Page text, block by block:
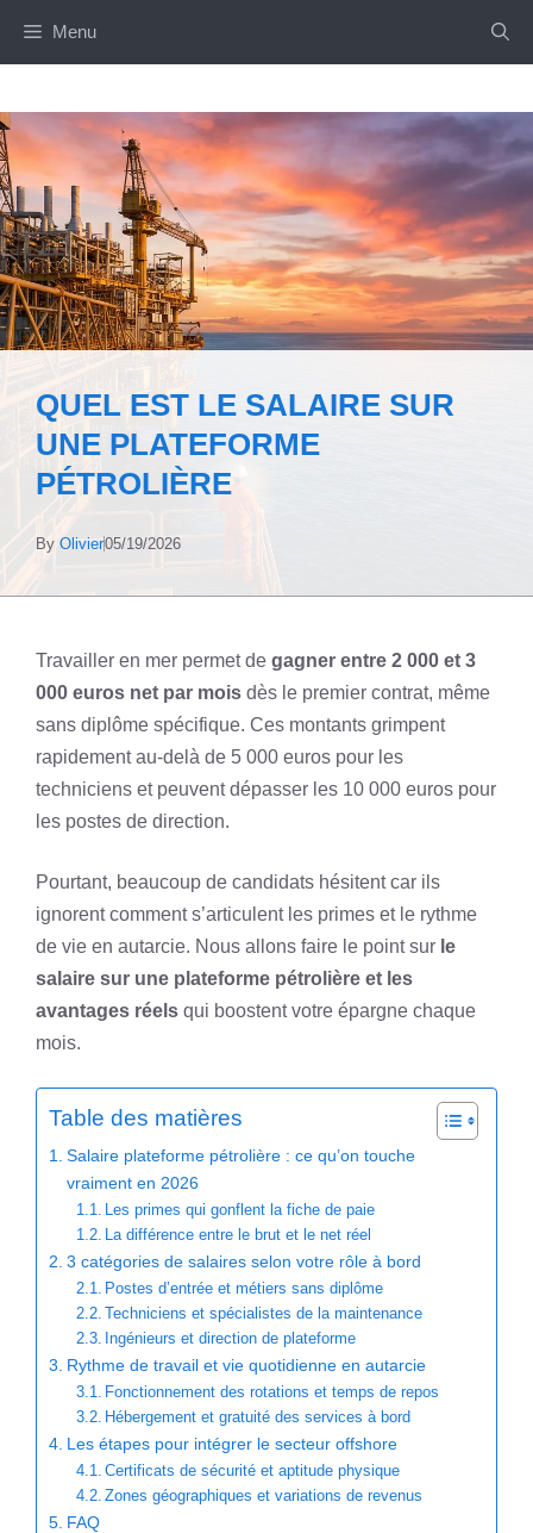
Menu
QUEL EST LE SALAIRE SUR
UNE PLATEFORME
PÉTROLIÈRE
By Olivier05/19/2026
Travailler en mer permet de gagner entre 2 000 et 3
000 euros net par mois dès le premier contrat, même
sans diplôme spécifique. Ces montants grimpent
rapidement au-delà de 5 000 euros pour les
techniciens et peuvent dépasser les 10 000 euros pour
les postes de direction.
Pourtant, beaucoup de candidats hésitent car ils
ignorent comment s’articulent les primes et le rythme
de vie en autarcie. Nous allons faire le point sur le
salaire sur une plateforme pétrolière et les
avantages réels qui boostent votre épargne chaque
mois.
Table des matières
Salaire plateforme pétrolière : ce qu’on touche
vraiment en 2026
Les primes qui gonflent la fiche de paie
La différence entre le brut et le net réel
3 catégories de salaires selon votre rôle à bord
Postes d’entrée et métiers sans diplôme
Techniciens et spécialistes de la maintenance
Ingénieurs et direction de plateforme
Rythme de travail et vie quotidienne en autarcie
Fonctionnement des rotations et temps de repos
Hébergement et gratuité des services à bord
Les étapes pour intégrer le secteur offshore
Certificats de sécurité et aptitude physique
Zones géographiques et variations de revenus
FAQ